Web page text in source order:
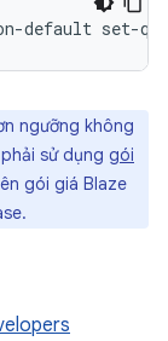
default set-
ngưỡng không
sử dụng gói
gói giá Blaze